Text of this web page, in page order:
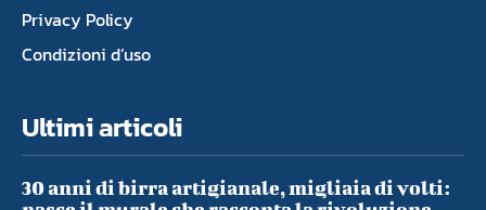
Privacy Policy
Condizioni d’uso
Ultimi articoli
30 anni di birra artigianale, migliaia di volti: